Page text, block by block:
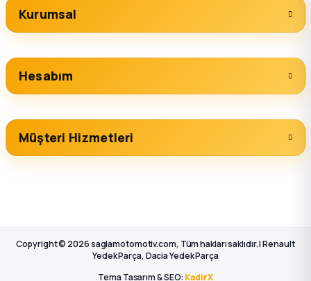
Kurumsal
Hesabım
Müşteri Hizmetleri
Copyright © 2026 saglamotomotiv.com, Tüm hakları saklıdır. | Renault
Yedek Parça, Dacia Yedek Parça
Tema Tasarım & SEO: KadirX